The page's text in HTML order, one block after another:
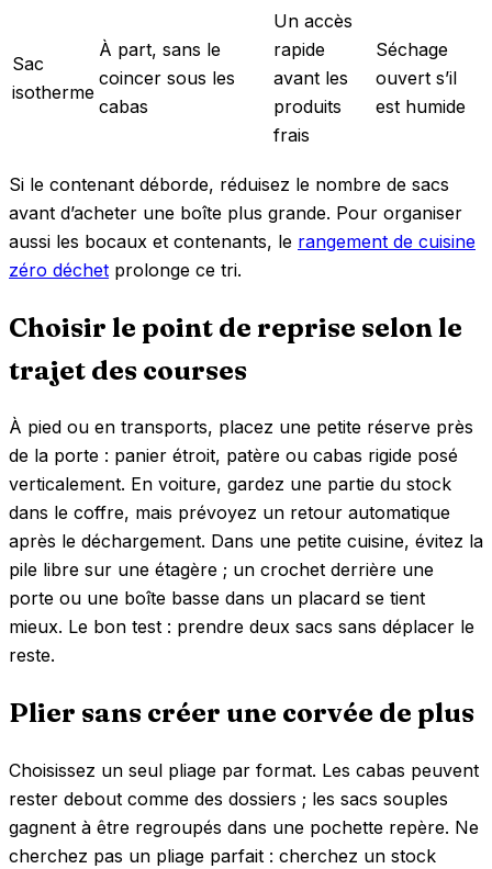
Sac
isotherme
À part, sans le
coincer sous les
cabas
Un accès
rapide
avant les
produits
frais
Séchage
ouvert s’il
est humide
Si le contenant déborde, réduisez le nombre de sacs
avant d’acheter une boîte plus grande. Pour organiser
aussi les bocaux et contenants, le rangement de cuisine
zéro déchet prolonge ce tri.
Choisir le point de reprise selon le
trajet des courses
À pied ou en transports, placez une petite réserve près
de la porte : panier étroit, patère ou cabas rigide posé
verticalement. En voiture, gardez une partie du stock
dans le coffre, mais prévoyez un retour automatique
après le déchargement. Dans une petite cuisine, évitez la
pile libre sur une étagère ; un crochet derrière une
porte ou une boîte basse dans un placard se tient
mieux. Le bon test : prendre deux sacs sans déplacer le
reste.
Plier sans créer une corvée de plus
Choisissez un seul pliage par format. Les cabas peuvent
rester debout comme des dossiers ; les sacs souples
gagnent à être regroupés dans une pochette repère. Ne
cherchez pas un pliage parfait : cherchez un stock